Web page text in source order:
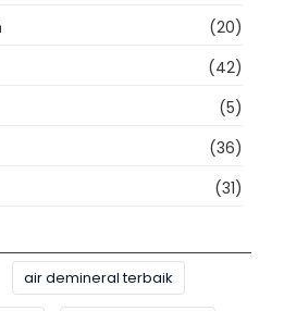
(20)
(42)
(5)
(36)
(31)
air demineral terbaik